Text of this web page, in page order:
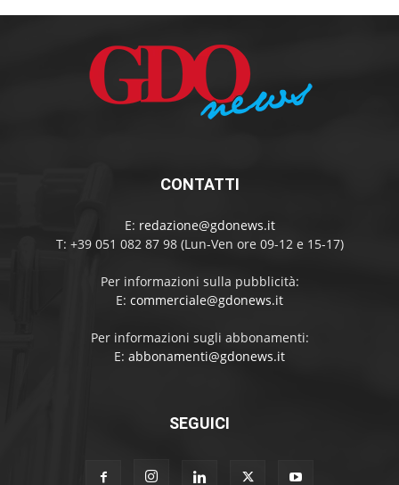
CONTATTI
E: redazione@gdonews.it
T: +39 051 082 87 98 (Lun-Ven ore 09-12 e 15-17)
Per informazioni sulla pubblicità:
E: commerciale@gdonews.it
Per informazioni sugli abbonamenti:
E: abbonamenti@gdonews.it
SEGUICI